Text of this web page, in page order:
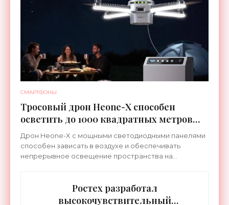
СМАРТФОНЫ
Тросовый дрон Heone-X способен
осветить до 1000 квадратных метров
земли - «Беспилотники»
Дрон Heone-X с мощными светодиодными панелями
способен зависать в воздухе и обеспечивать
непрерывное освещение пространства на
Ростех разработал
высокочувствительный